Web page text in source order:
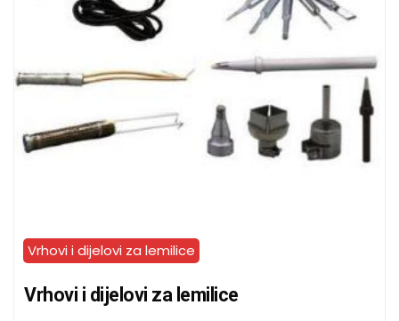
Vrhovi i dijelovi za lemilice
Vrhovi i dijelovi za lemilice